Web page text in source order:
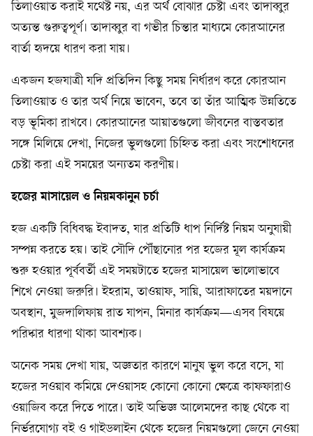
তিলাওয়াত করাই যথেষ্ট নয়, এর অর্থ বোঝার চেষ্টা এবং তাদাব্বুর
অত্যন্ত গুরুত্বপূর্ণ। তাদাব্বুর বা গভীর চিন্তার মাধ্যমে কোরআনের
বার্তা হৃদয়ে ধারণ করা যায়।
একজন হজযাত্রী যদি প্রতিদিন কিছু সময় নির্ধারণ করে কোরআন
তিলাওয়াত ও তার অর্থ নিয়ে ভাবেন, তবে তা তাঁর আত্মিক উন্নতিতে
বড় ভূমিকা রাখবে। কোরআনের আয়াতগুলো জীবনের বাস্তবতার
সঙ্গে মিলিয়ে দেখা, নিজের ভুলগুলো চিহ্নিত করা এবং সংশোধনের
চেষ্টা করা এই সময়ের অন্যতম করণীয়।
হজের মাসায়েল ও নিয়মকানুন চর্চা
হজ একটি বিধিবদ্ধ ইবাদত, যার প্রতিটি ধাপ নির্দিষ্ট নিয়ম অনুযায়ী
সম্পন্ন করতে হয়। তাই সৌদি পৌঁছানোর পর হজের মূল কার্যক্রম
শুরু হওয়ার পূর্ববর্তী এই সময়টাতে হজের মাসায়েল ভালোভাবে
শিখে নেওয়া জরুরি। ইহরাম, তাওয়াফ, সায়ি, আরাফাতের ময়দানে
অবস্থান, মুজদালিফায় রাত যাপন, মিনার কার্যক্রম—এসব বিষয়ে
পরিষ্কার ধারণা থাকা আবশ্যক।
অনেক সময় দেখা যায়, অজ্ঞতার কারণে মানুষ ভুল করে বসে, যা
হজের সওয়াব কমিয়ে দেওয়াসহ কোনো কোনো ক্ষেত্রে কাফফারাও
ওয়াজিব করে দিতে পারে। তাই অভিজ্ঞ আলেমদের কাছ থেকে বা
নির্ভরযোগ্য বই ও গাইডলাইন থেকে হজের নিয়মগুলো জেনে নেওয়া